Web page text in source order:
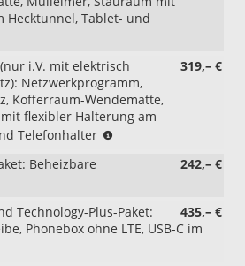
Hecktunnel, Tablet- und
319,– €
i.V. mit elektrisch
Netzwerkprogramm,
Kofferraum-Wendematte,
flexibler Halterung am
Telefonhalter
242,– €
Beheizbare
PLE/PLM/PEA);
435,– €
Technology-Plus-Paket:
Phonebox ohne LTE, USB-C im